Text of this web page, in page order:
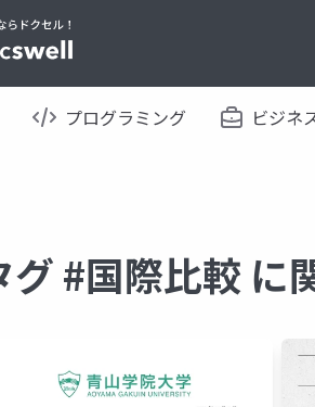
プログラミング ビジネ
グ #国際比較 に